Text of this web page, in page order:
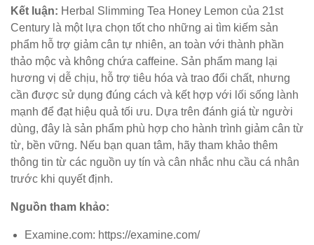
Kết luận: Herbal Slimming Tea Honey Lemon của 21st
Century là một lựa chọn tốt cho những ai tìm kiếm sản
phẩm hỗ trợ giảm cân tự nhiên, an toàn với thành phần
thảo mộc và không chứa caffeine. Sản phẩm mang lại
hương vị dễ chịu, hỗ trợ tiêu hóa và trao đổi chất, nhưng
cần được sử dụng đúng cách và kết hợp với lối sống lành
mạnh để đạt hiệu quả tối ưu. Dựa trên đánh giá từ người
dùng, đây là sản phẩm phù hợp cho hành trình giảm cân từ
từ, bền vững. Nếu bạn quan tâm, hãy tham khảo thêm
thông tin từ các nguồn uy tín và cân nhắc nhu cầu cá nhân
trước khi quyết định.
Nguồn tham khảo:
Examine.com: https://examine.com/